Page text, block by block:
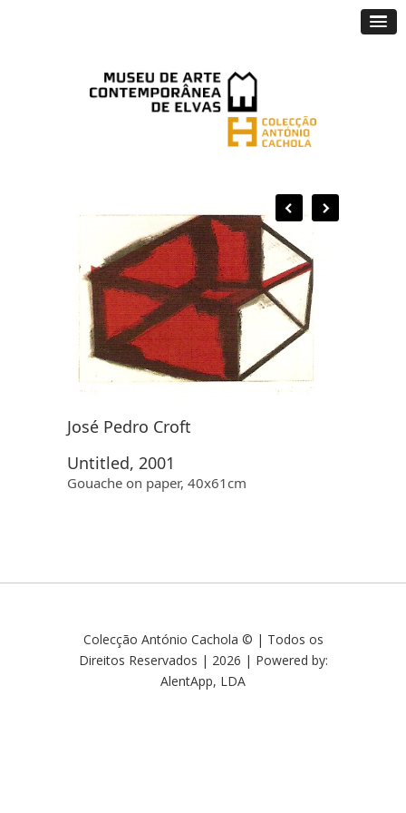
José Pedro Croft
Untitled, 2001
Gouache on paper, 40x61cm
Colecção António Cachola © | Todos os
Direitos Reservados | 2026 | Powered by:
AlentApp, LDA